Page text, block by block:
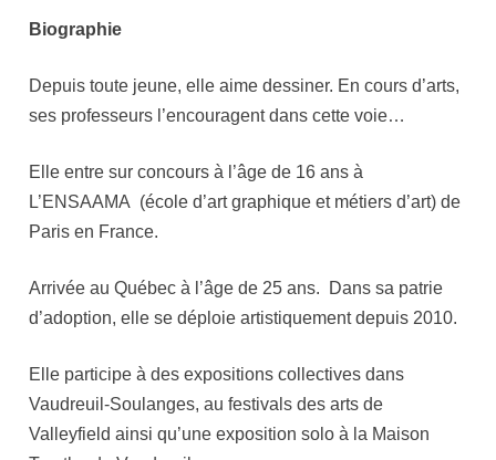
Biographie
Depuis toute jeune, elle aime dessiner. En cours d’arts,
ses professeurs l’encouragent dans cette voie…
Elle entre sur concours à l’âge de 16 ans à
L’ENSAAMA (école d’art graphique et métiers d’art) de
Paris en France.
Arrivée au Québec à l’âge de 25 ans. Dans sa patrie
d’adoption, elle se déploie artistiquement depuis 2010.
Elle participe à des expositions collectives dans
Vaudreuil-Soulanges, au festivals des arts de
Valleyfield ainsi qu’une exposition solo à la Maison